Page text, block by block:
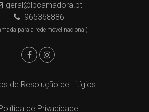
geral@lpcamadora.pt
965368886
para a rede móvel nacional)
de Resolução de Litígios
de Privacidade